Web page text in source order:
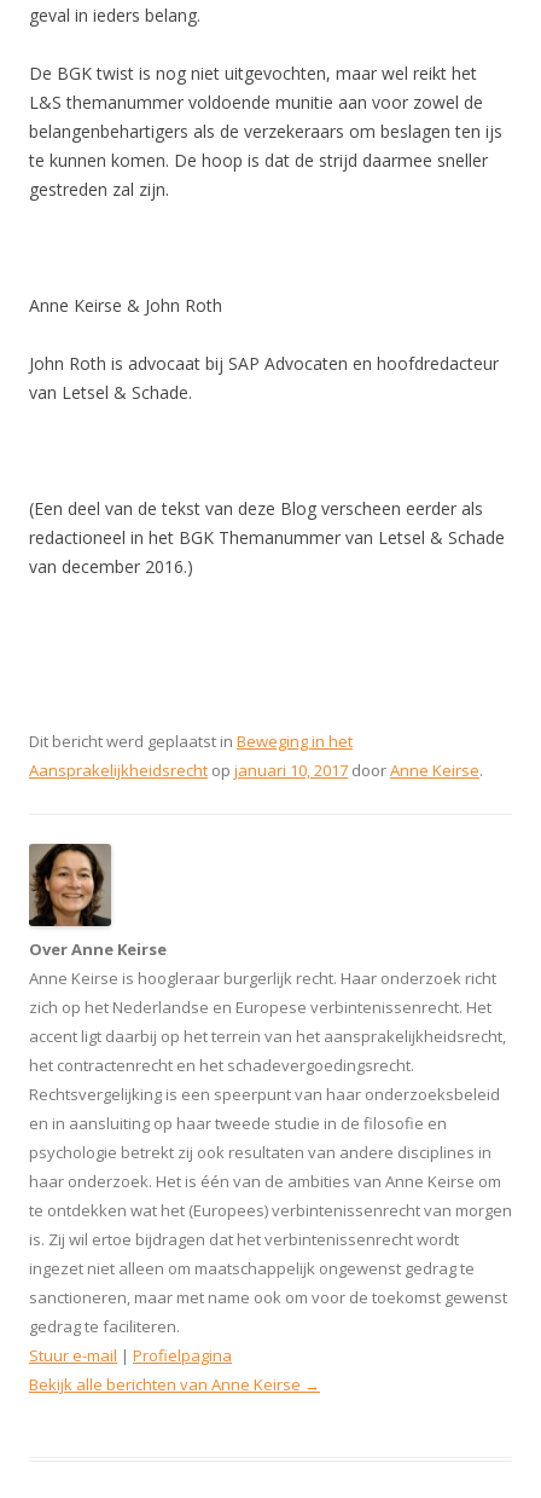
geval in ieders belang.
De BGK twist is nog niet uitgevochten, maar wel reikt het
L&S themanummer voldoende munitie aan voor zowel de
belangenbehartigers als de verzekeraars om beslagen ten ijs
te kunnen komen. De hoop is dat de strijd daarmee sneller
gestreden zal zijn.
Anne Keirse & John Roth
John Roth is advocaat bij SAP Advocaten en hoofdredacteur
van Letsel & Schade.
(Een deel van de tekst van deze Blog verscheen eerder als
redactioneel in het BGK Themanummer van Letsel & Schade
van december 2016.)
Dit bericht werd geplaatst in Beweging in het
Aansprakelijkheidsrecht op januari 10, 2017 doorAnne Keirse.
Over Anne Keirse
Anne Keirse is hoogleraar burgerlijk recht. Haar onderzoek richt
zich op het Nederlandse en Europese verbintenissenrecht. Het
accent ligt daarbij op het terrein van het aansprakelijkheidsrecht,
het contractenrecht en het schadevergoedingsrecht.
Rechtsvergelijking is een speerpunt van haar onderzoeksbeleid
en in aansluiting op haar tweede studie in de filosofie en
psychologie betrekt zij ook resultaten van andere disciplines in
haar onderzoek. Het is één van de ambities van Anne Keirse om
te ontdekken wat het (Europees) verbintenissenrecht van morgen
is. Zij wil ertoe bijdragen dat het verbintenissenrecht wordt
ingezet niet alleen om maatschappelijk ongewenst gedrag te
sanctioneren, maar met name ook om voor de toekomst gewenst
gedrag te faciliteren.
Stuur e-mail | Profielpagina
Bekijk alle berichten van Anne Keirse →